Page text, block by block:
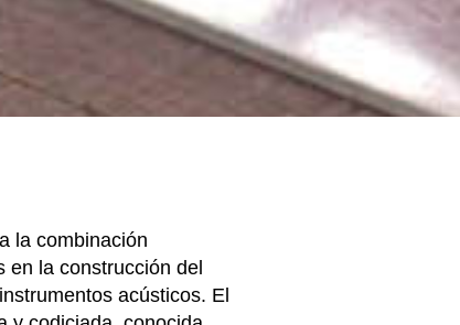
la combinación
en la construcción del
acústicos. El